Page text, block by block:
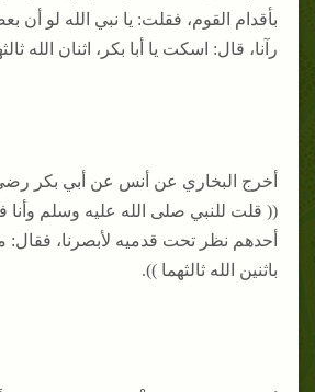
بأقدام القوم، فقلت: يا نبي الله لو
رآنا، قال: اسكت يا أبا بكر، اثنان الله
أخرج البخاري عن أنس عن أبي بكر
(( قلت للنبي صلى الله عليه وسلم وأنا
أحدهم نظر تحت قدميه لأبصرنا، فقال:
باثنين الله ثالثهما )).